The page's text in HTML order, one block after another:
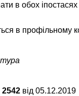
в обох
в профільному
від 05.12.2019